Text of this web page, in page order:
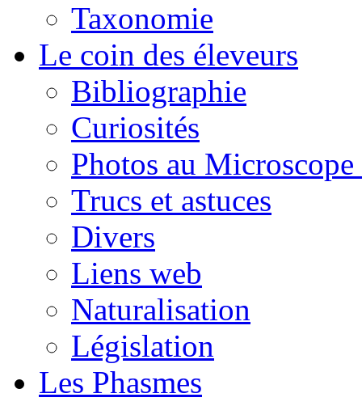
Taxonomie
Le coin des éleveurs
Bibliographie
Curiosités
Photos au
Trucs et astuces
Divers
Liens web
Naturalisation
Législation
Les Phasmes